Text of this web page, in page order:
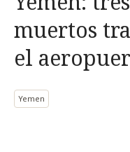
muertos
el
Yemen